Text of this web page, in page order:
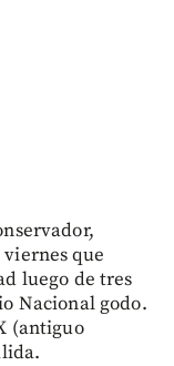
que
luego de tres
Nacional godo.
(antiguo